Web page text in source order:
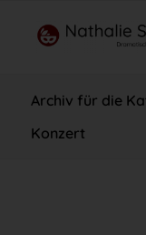
Archiv für die
Konzert